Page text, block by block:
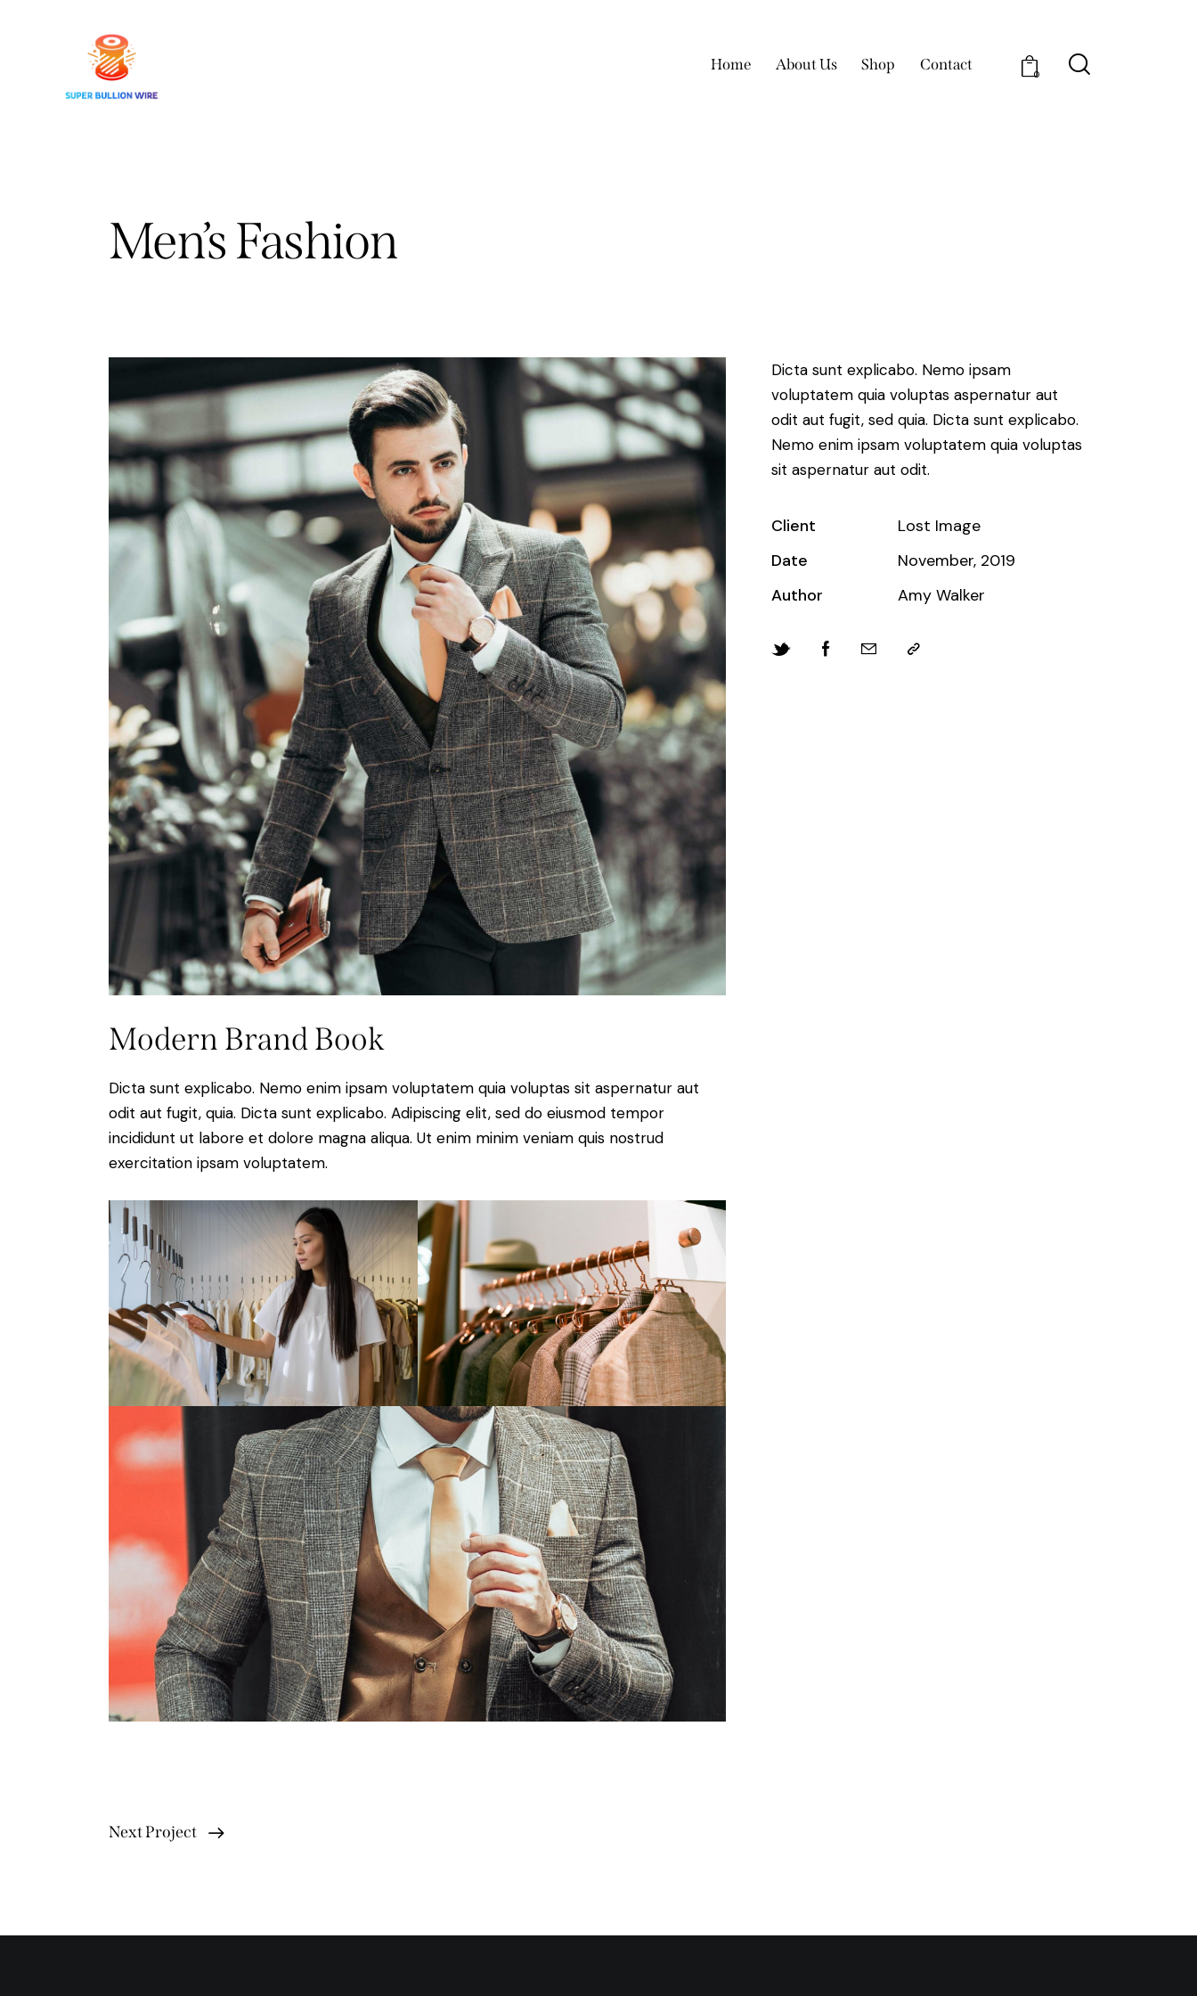
Home About Us Shop Contact
0
Men’s Fashion
Modern Brand Book
Dicta sunt explicabo. Nemo enim ipsam voluptatem quia voluptas sit aspernatur aut
odit aut fugit, quia. Dicta sunt explicabo. Adipiscing elit, sed do eiusmod tempor
incididunt ut labore et dolore magna aliqua. Ut enim minim veniam quis nostrud
exercitation ipsam voluptatem.
Dicta sunt explicabo. Nemo ipsam
voluptatem quia voluptas aspernatur aut
odit aut fugit, sed quia. Dicta sunt explicabo.
Nemo enim ipsam voluptatem quia voluptas
sit aspernatur aut odit.
Client
Lost Image
Date
November, 2019
Author
Amy Walker
Next Project